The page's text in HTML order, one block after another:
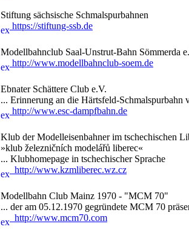
Stiftung sächsische Schmalspurbahnen
https://stiftung-ssb.de
Modellbahnclub Saal-Unstrut-Bahn Sömmerda
http://www.modellbahnclub-soem.de
Ebnater Schättere Club e.V.
... Erinnerung an die Härtsfeld-
http://www.esc-dampfbahn.de
Klub der Modelleisenbahner im tschechischen
»klub železničních modelářů liberec«
... Klubhomepage in tschechischer Sprache
http://www.kzmliberec.wz.cz
Modellbahn Club Mainz 1970 - "MCM 70"
... der am 05.12.1970 gegründete MCM 70
http://www.mcm70.com